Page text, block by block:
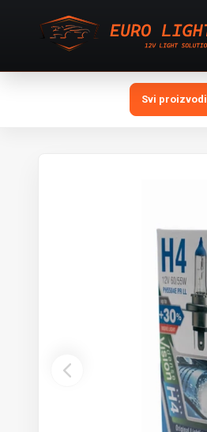
Svi proizvodi